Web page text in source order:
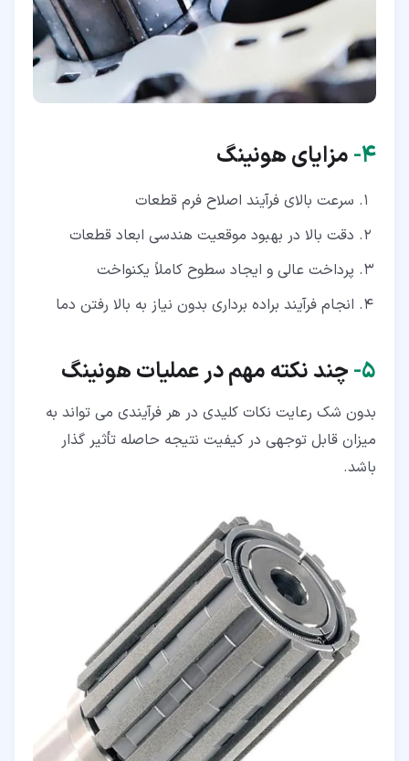
۴‏- مزایای هونینگ
سرعت بالای فرآیند اصلاح فرم قطعات
دقت بالا در بهبود موقعیت هندسی ابعاد قطعات
پرداخت عالی و ایجاد سطوح کاملاً یکنواخت
انجام فرآیند براده برداری بدون نیاز به بالا رفتن دما
۵‏- چند نکته مهم در عملیات هونینگ
بدون شک رعایت نکات کلیدی در هر فرآیندی می تواند به
میزان قابل توجهی در کیفیت نتیجه حاصله تأثیر گذار
باشد.